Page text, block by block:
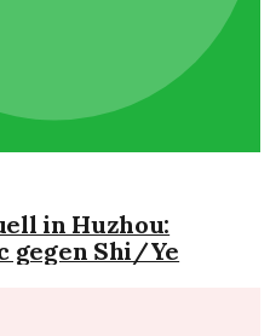
in Huzhou:
gegen Shi/Ye